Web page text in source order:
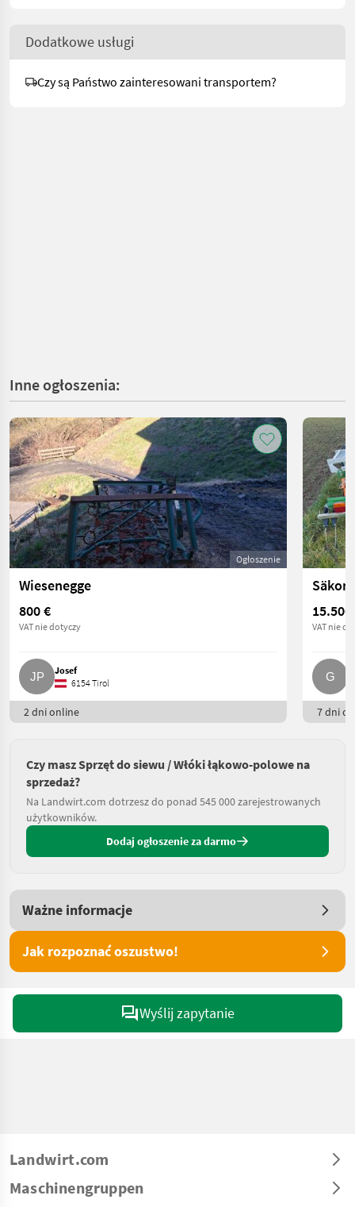
Dodatkowe usługi
Czy są Państwo zainteresowani transportem?
Inne ogłoszenia:
Ogłoszenie
Wiesenegge
800 €
VAT nie dotyczy
Josef
6154 Tirol
2 dni online
15.500
VAT nie
7 dni
Czy masz Sprzęt do siewu / Włóki łąkowo-polowe na
sprzedaż?
Na Landwirt.com dotrzesz do ponad 545 000 zarejestrowanych
użytkowników.
Dodaj ogłoszenie za darmo
Ważne informacje
Jak rozpoznać oszustwo!
Wyślij zapytanie
Landwirt.com
Maschinengruppen